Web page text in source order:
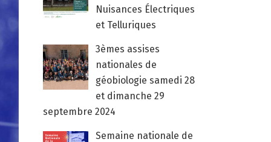
Nuisances Électriques
et Telluriques
3èmes assises
nationales de
géobiologie samedi 28
et dimanche 29
septembre 2024
Semaine nationale de